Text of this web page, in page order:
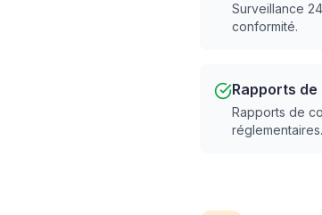
Surveillance
conformité.
Rapports
Rapports de
réglementaires.